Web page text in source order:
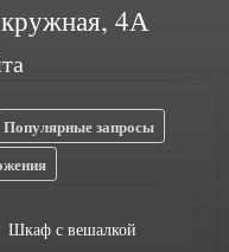
4А
Популярные запросы
Шкаф с вешалкой